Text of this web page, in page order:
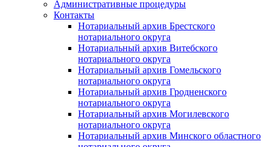
Административные процедуры
Контакты
Нотариальный архив Брестского
нотариального округа
Нотариальный архив Витебского
нотариального округа
Нотариальный архив Гомельского
нотариального округа
Нотариальный архив Гродненского
нотариального округа
Нотариальный архив Могилевского
нотариального округа
Нотариальный архив Минского областного